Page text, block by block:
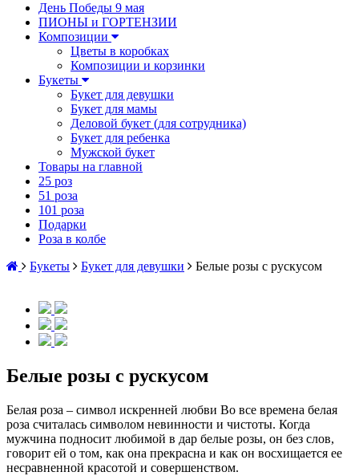
День Победы 9 мая
ПИОНЫ и ГОРТЕНЗИИ
Композиции
Цветы в коробках
Композиции и корзинки
Букеты
Букет для девушки
Букет для мамы
Деловой букет (для сотрудника)
Букет для ребенка
Мужской букет
Товары на главной
25 роз
51 роза
101 роза
Подарки
Роза в колбе
Букеты
Букет для девушки Белые розы с рускусом
Белые розы с рускусом
Белая роза – символ искренней любви Во все времена белая
роза считалась символом невинности и чистоты. Когда
мужчина подносит любимой в дар белые розы, он без слов,
говорит ей о том, как она прекрасна и как он восхищается ее
несравненной красотой и совершенством.